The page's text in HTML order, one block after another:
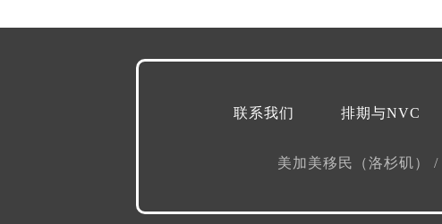
排期与NVC
联系我们
美加美移民（洛杉矶） /